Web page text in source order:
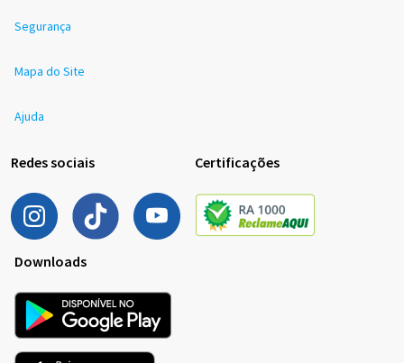
Segurança
Mapa do Site
Ajuda
Redes sociais Certificações
Downloads